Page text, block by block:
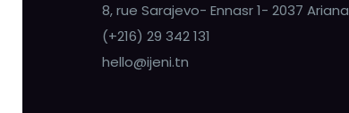
8, rue Sarajevo- Ennasr 1- 2037 Ariana
(+216) 29 342 131
hello@ijeni.tn